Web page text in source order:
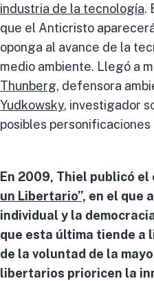
industria de la tecnología.
que el Anticristo
oponga al avance de la
medio ambiente. Llegó a
Thunberg, defensora
Yudkowsky, investigador
posibles
En 2009, Thiel publicó el
un Libertario”, en el que
individual y la
que esta última tiende a
de la voluntad de la
libertarios prioricen la